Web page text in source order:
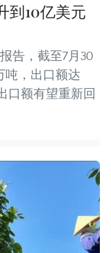
到10亿美元
告，截至7月30
吨，出口额达
口额有望重新回